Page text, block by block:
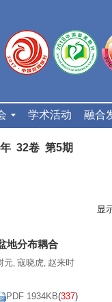
学术活动 融合
32卷 第5期
显
地分布耦合
元, 寇晓虎, 赵来时
PDF 1934KB(337)